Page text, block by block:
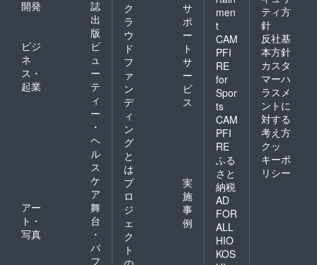
開発
誌
出
版
ビジ
ネ
ス・
起業
ビ
ュ
ー
テ
ィ
ー
・
ヘ
ル
ス
ケ
ア
アー
ト・
写真
舞
台
・
パ
フ
ク
ラ
ウ
ド
フ
ァ
ン
デ
ィ
ン
グ
と
は
サ
ポ
ー
ト
サ
ー
ビ
ス
プ
ロ
ジ
ェ
ク
ト
実
施
事
例
men
t
CAM
PFI
RE
for
Spor
ts
CAM
PFI
RE
ふる
さと
納税
AD
FOR
ALL
HIO
KOS
ティ方
針
反社基
本方針
カスタ
マーハ
ラスメ
ントに
対する
考え方
クッ
キーポ
リシー